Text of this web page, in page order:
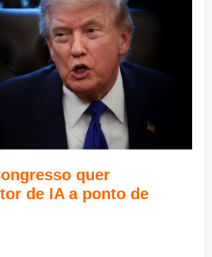
quer
de IA a ponto de